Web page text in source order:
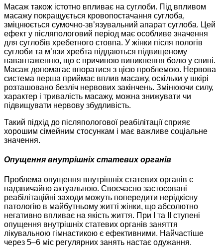
Масаж також істотно впливає на суглоби. Під впливом
масажу покращується кровопостачання суглоба,
зміцнюється сумочно-зв’язувальний апарат суглоба. Цей
ефект у післяпологовий період має особливе значення
для суглобів хребетного стовпа. У жінки після пологів
суглоби та м’язи хребта піддаються підвищеному
навантаженню, що є причиною виникнення болю у спині.
Масаж допомагає впоратися з цією проблемою. Нервова
система перша приймає вплив масажу, оскільки у шкірі
розташовано безліч нервових закінчень. Змінюючи силу,
характер і тривалість масажу, можна знижувати чи
підвищувати нервову збудливість.
Такий підхід до післяпологової реабілітації сприяє
хорошим сімейним стосункам і має важливе соціальне
значення.
Опущення внутрішніх статевих органів
Проблема опущення внутрішніх статевих органів є
надзвичайно актуальною. Своєчасно застосовані
реабілітаційні заходи можуть попередити нерідкісну
патологію в майбутньому житті жінки, що абсолютно
негативно впливає на якість життя. При І та ІІ ступені
опущення внутрішніх статевих органів заняття
лікувальною гімнастикою є ефективними. Найчастіше
через 5–6 міс регулярних занять настає одужання.